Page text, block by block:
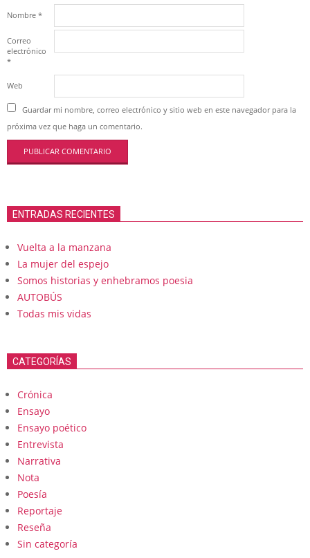
Nombre *
Correo
electrónico
*
Web
Guardar mi nombre, correo electrónico y sitio web en este navegador para la
próxima vez que haga un comentario.
ENTRADAS RECIENTES
Vuelta a la manzana
La mujer del espejo
Somos historias y enhebramos poesia
AUTOBÚS
Todas mis vidas
CATEGORÍAS
Crónica
Ensayo
Ensayo poético
Entrevista
Narrativa
Nota
Poesía
Reportaje
Reseña
Sin categoría